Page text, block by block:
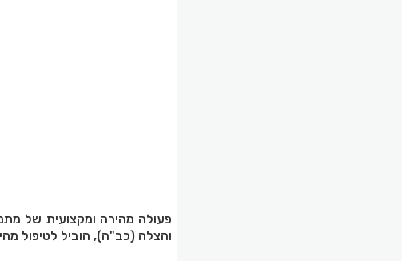
פעולה מהירה ומקצועית של
והצלה (כב"ה), הוביל לטיפול